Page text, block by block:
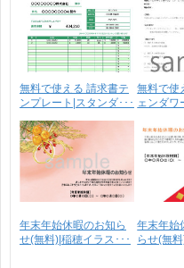
無料で使える 請求書テ
ンプレート|スタンダ･･･
無料で使
ェンダワ
年末年始休暇のお知ら
せ(無料)|稲穂イラス･･･
年末年始
らせ(無